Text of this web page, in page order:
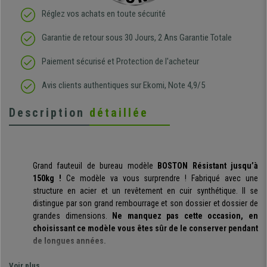
Réglez vos achats en toute sécurité
Garantie de retour sous 30 Jours, 2 Ans Garantie Totale
Paiement sécurisé et Protection de l'acheteur
Avis clients authentiques sur Ekomi, Note 4,9/5
Description détaillée
Grand fauteuil de bureau modèle
BOSTON Résistant jusqu’à
150kg ! Ce modèle va vous surprendre ! Fabriqué avec une
structure en acier et un revêtement en cuir synthétique. Il se
distingue par son grand rembourrage et son dossier et dossier de
grandes dimensions.
Ne manquez pas cette occasion, en
choisissant ce modèle vous êtes sûr de le conserver pendant
de longues années.
Ce modèle a été spécialement fabriqué avec des matériaux